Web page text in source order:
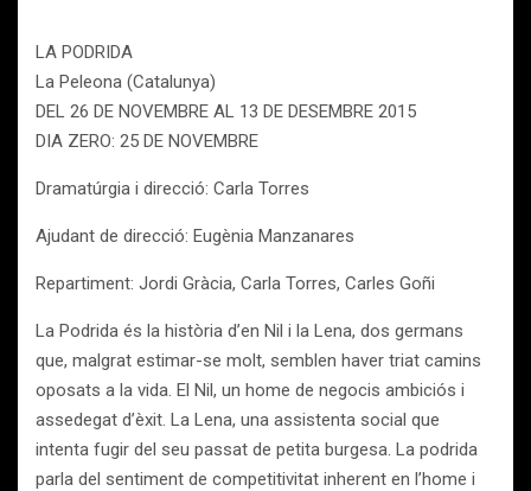
LA PODRIDA
La Peleona (Catalunya)
DEL 26 DE NOVEMBRE AL 13 DE DESEMBRE 2015
DIA ZERO: 25 DE NOVEMBRE
Dramatúrgia i direcció: Carla Torres
Ajudant de direcció: Eugènia Manzanares
Repartiment: Jordi Gràcia, Carla Torres, Carles Goñi
La Podrida és la història d’en Nil i la Lena, dos germans
que, malgrat estimar-se molt, semblen haver triat camins
oposats a la vida. El Nil, un home de negocis ambiciós i
assedegat d’èxit. La Lena, una assistenta social que
intenta fugir del seu passat de petita burgesa. La podrida
parla del sentiment de competitivitat inherent en l’home i